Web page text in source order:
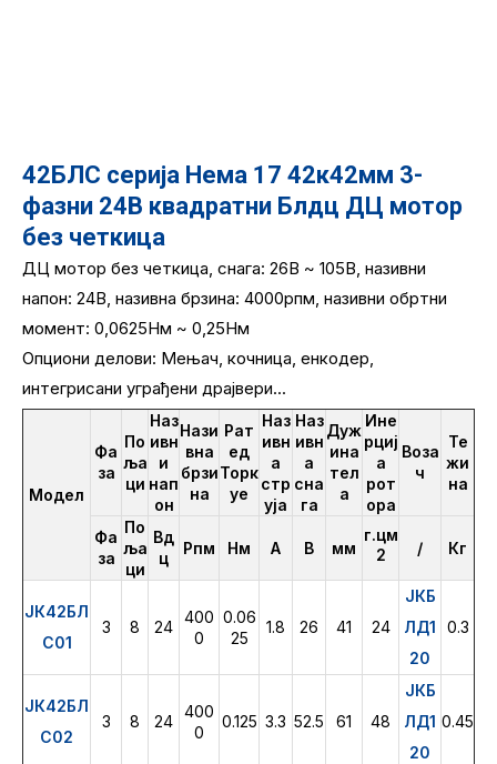
42БЛС серија Нема 17 42к42мм 3-
фазни 24В квадратни Блдц ДЦ мотор
без четкица
ДЦ мотор без четкица, снага: 26В ~ 105В, називни
напон: 24В, називна брзина: 4000рпм, називни обртни
момент: 0,0625Нм ~ 0,25Нм
Опциони делови: Мењач, кочница, енкодер,
интегрисани уграђени драјвери...
Модел
Фа
за
По
ља
ци
Наз
ивн
и
нап
он
Нази
вна
брзи
на
Рат
ед
Торк
уе
Наз
ивн
а
стр
уја
Наз
ивн
а
сна
га
Дуж
ина
тел
а
Ине
рциј
а
рот
ора
Воза
ч
Те
жи
на
Фа
за
По
ља
ци
Вд
ц
Рпм Нм А В мм
г.цм
2
/ Кг
ЈК42БЛ
С01
3 8 24
400
0
0.06
25
1.8 26 41 24
ЈКБ
ЛД1
20
0.3
ЈК42БЛ
С02
3 8 24
400
0
0.125 3.3 52.5 61 48
ЈКБ
ЛД1
20
0.45